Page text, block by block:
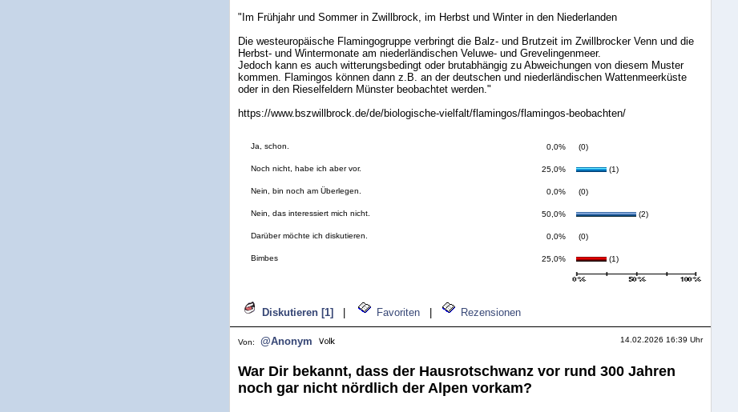
"Im Frühjahr und Sommer in Zwillbrock, im Herbst und Winter in den Niederlanden
Die westeuropäische Flamingogruppe verbringt die Balz- und Brutzeit im Zwillbrocker Venn und die
Herbst- und Wintermonate am niederländischen Veluwe- und Grevelingenmeer.
Jedoch kann es auch witterungsbedingt oder brutabhängig zu Abweichungen von diesem Muster
kommen. Flamingos können dann z.B. an der deutschen und niederländischen Wattenmeerküste
oder in den Rieselfeldern Münster beobachtet werden."
https://www.bszwillbrock.de/de/biologische-vielfalt/flamingos/flamingos-beobachten/
Ja, schon. 0,0% (0)
Noch nicht, habe ich aber vor. 25,0% (1)
Nein, bin noch am Überlegen. 0,0% (0)
Nein, das interessiert mich nicht. 50,0% (2)
Darüber möchte ich diskutieren. 0,0% (0)
Bimbes 25,0% (1)
Diskutieren [1] Favoriten Rezensionen
Von: @Anonym 14.02.2026 16:39 Uhr
War Dir bekannt, dass der Hausrotschwanz vor rund 300 Jahren
noch gar nicht nördlich der Alpen vorkam?